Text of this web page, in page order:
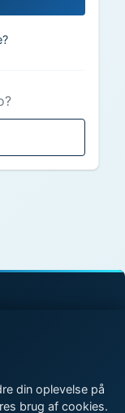
din oplevelse på
brug af cookies.